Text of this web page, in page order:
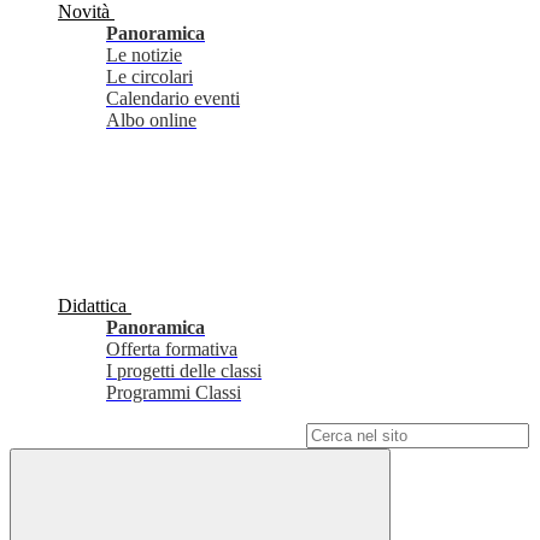
Novità
Panoramica
Le notizie
Le circolari
Calendario eventi
Albo online
Didattica
Panoramica
Offerta formativa
I progetti delle classi
Programmi Classi